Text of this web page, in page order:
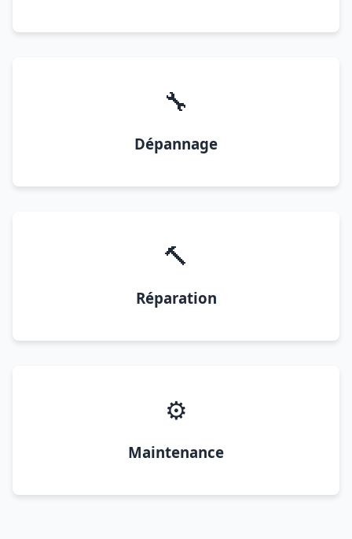
🔧
Dépannage
🔨
Réparation
⚙️
Maintenance